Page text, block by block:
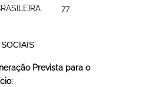
77
Prevista para o